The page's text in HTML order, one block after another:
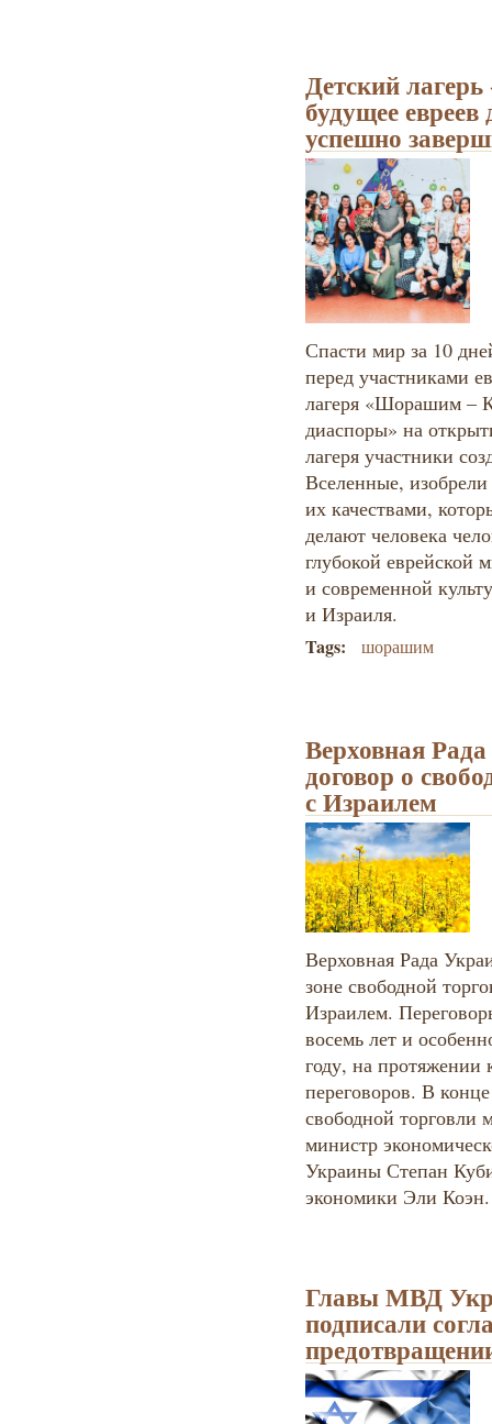
Детский
будущее
успешно
Спасти мир за 10
перед участниками
лагеря «Шорашим –
диаспоры» на
лагеря участники
Вселенные,
их качествами,
делают человека
глубокой еврейской
и современной
и Израиля.
Tags: шорашим
Верховная
договор о
с Израилем
Верховная Рада
зоне свободной
Израилем.
восемь лет и
году, на протяжении
переговоров. В
свободной торговли
министр
Украины Степан
экономики Эли Коэн.
Главы МВД
подписали